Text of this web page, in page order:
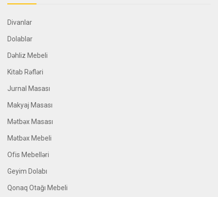
Divanlar
Dolablar
Dəhliz Mebeli
Kitab Rəfləri
Jurnal Masası
Makyaj Masası
Mətbəx Masası
Mətbəx Mebeli
Ofis Mebelləri
Geyim Dolabı
Qonaq Otağı Mebeli